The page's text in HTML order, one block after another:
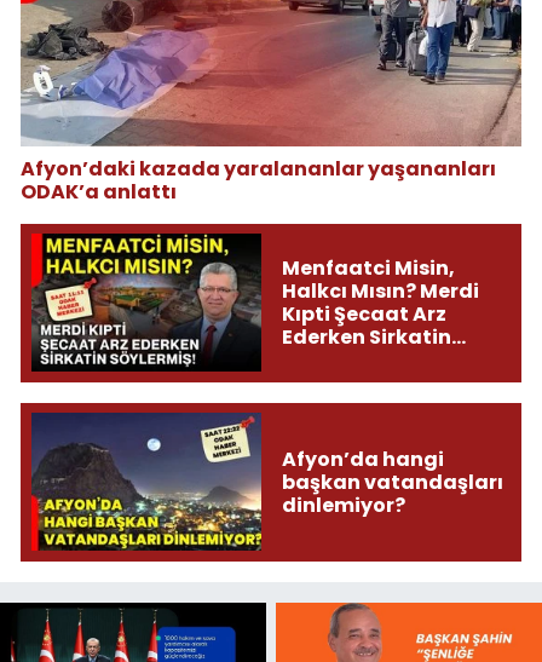
Afyon’daki kazada yaralananlar yaşananları
ODAK’a anlattı
Menfaatci Misin,
Halkcı Mısın? Merdi
Kıpti Şecaat Arz
Ederken Sirkatin
Afyon’da hangi
başkan vatandaşları
dinlemiyor?